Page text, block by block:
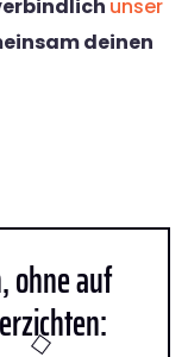
unser
deinen
ohne auf